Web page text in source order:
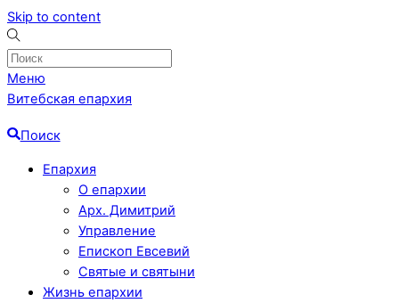
Skip to content
Меню
Витебская епархия
Поиск
Епархия
О епархии
Арх. Димитрий
Управление
Епископ Евсевий
Святые и святыни
Жизнь епархии